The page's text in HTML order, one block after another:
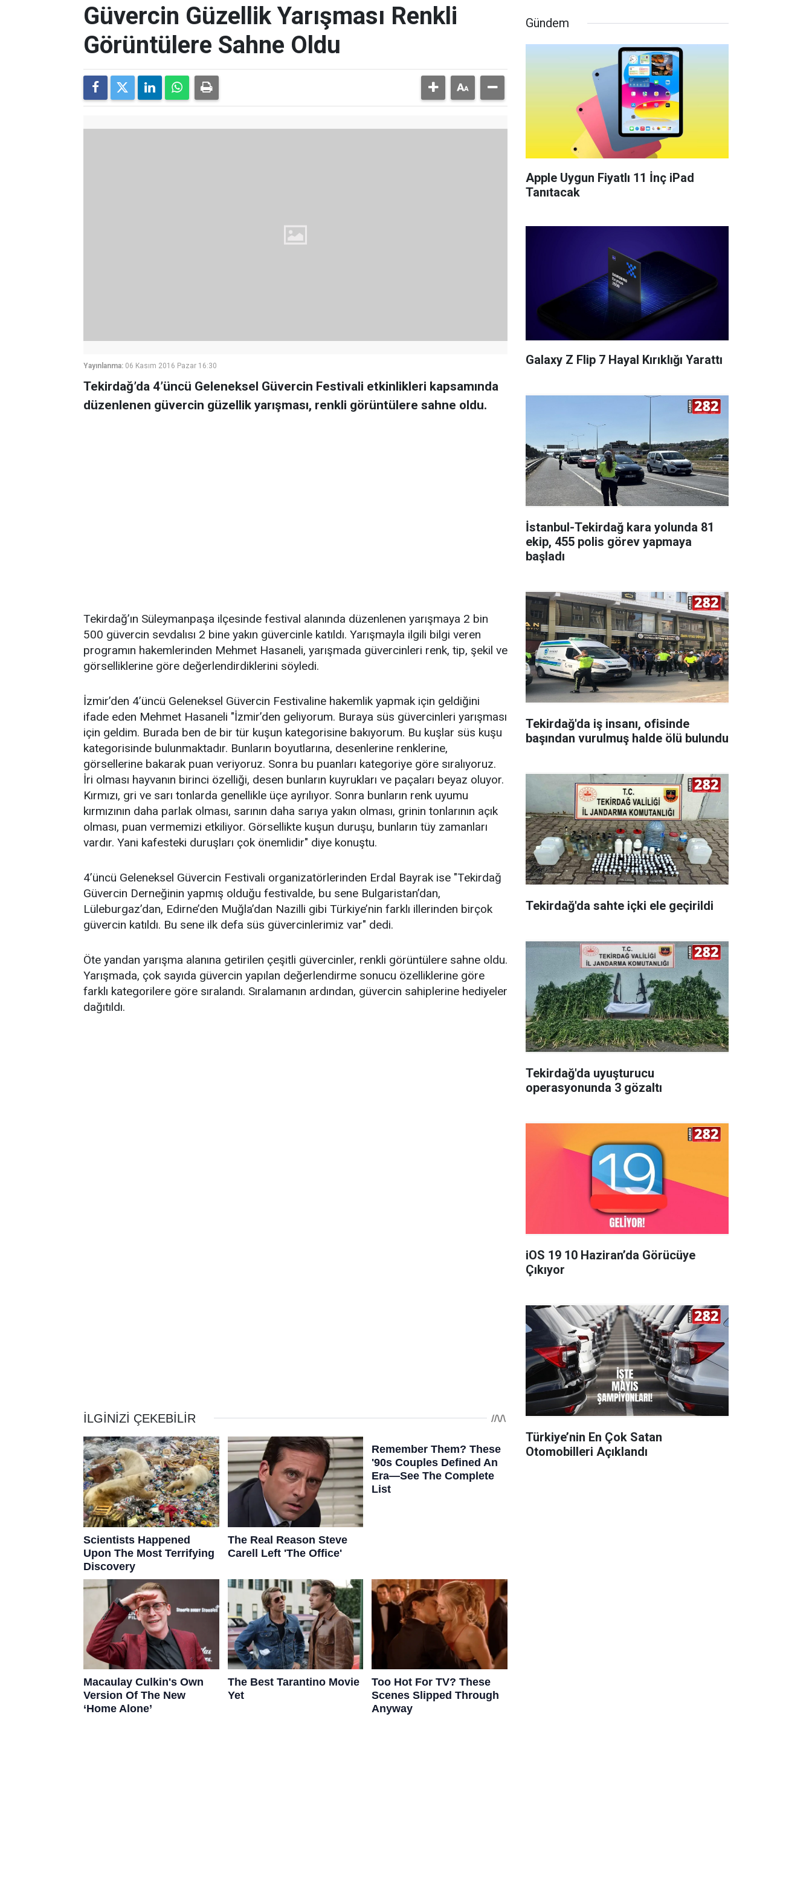
Güvercin Güzellik Yarışması Renkli
Görüntülere Sahne Oldu
Yayınlanma: 06 Kasım 2016 Pazar 16:30
Tekirdağ’da 4’üncü Geleneksel Güvercin Festivali etkinlikleri kapsamında
düzenlenen güvercin güzellik yarışması, renkli görüntülere sahne oldu.
Tekirdağ’ın Süleymanpaşa ilçesinde festival alanında düzenlenen yarışmaya 2 bin
500 güvercin sevdalısı 2 bine yakın güvercinle katıldı. Yarışmayla ilgili bilgi veren
programın hakemlerinden Mehmet Hasaneli, yarışmada güvercinleri renk, tip, şekil ve
görselliklerine göre değerlendirdiklerini söyledi.
İzmir’den 4’üncü Geleneksel Güvercin Festivaline hakemlik yapmak için geldiğini
ifade eden Mehmet Hasaneli "İzmir’den geliyorum. Buraya süs güvercinleri yarışması
için geldim. Burada ben de bir tür kuşun kategorisine bakıyorum. Bu kuşlar süs kuşu
kategorisinde bulunmaktadır. Bunların boyutlarına, desenlerine renklerine,
görsellerine bakarak puan veriyoruz. Sonra bu puanları kategoriye göre sıralıyoruz.
İri olması hayvanın birinci özelliği, desen bunların kuyrukları ve paçaları beyaz oluyor.
Kırmızı, gri ve sarı tonlarda genellikle üçe ayrılıyor. Sonra bunların renk uyumu
kırmızının daha parlak olması, sarının daha sarıya yakın olması, grinin tonlarının açık
olması, puan vermemizi etkiliyor. Görsellikte kuşun duruşu, bunların tüy zamanları
vardır. Yani kafesteki duruşları çok önemlidir" diye konuştu.
4’üncü Geleneksel Güvercin Festivali organizatörlerinden Erdal Bayrak ise "Tekirdağ
Güvercin Derneğinin yapmış olduğu festivalde, bu sene Bulgaristan’dan,
Lüleburgaz’dan, Edirne’den Muğla’dan Nazilli gibi Türkiye’nin farklı illerinden birçok
güvercin katıldı. Bu sene ilk defa süs güvercinlerimiz var" dedi.
Öte yandan yarışma alanına getirilen çeşitli güvercinler, renkli görüntülere sahne oldu.
Yarışmada, çok sayıda güvercin yapılan değerlendirme sonucu özelliklerine göre
farklı kategorilere göre sıralandı. Sıralamanın ardından, güvercin sahiplerine hediyeler
dağıtıldı.
Gündem
Apple Uygun Fiyatlı 11 İnç iPad
Tanıtacak
Galaxy Z Flip 7 Hayal Kırıklığı Yarattı
İstanbul-Tekirdağ kara yolunda 81
ekip, 455 polis görev yapmaya
başladı
Tekirdağ'da iş insanı, ofisinde
başından vurulmuş halde ölü bulundu
Tekirdağ'da sahte içki ele geçirildi
Tekirdağ'da uyuşturucu
operasyonunda 3 gözaltı
iOS 19 10 Haziran’da Görücüye
Çıkıyor
Türkiye’nin En Çok Satan
Otomobilleri Açıklandı